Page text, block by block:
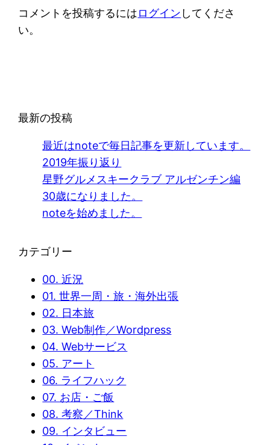
コメントを投稿するにはログイン してくださ
い。
最新の投稿
最近はnoteで毎日記事を更新しています。
2019年振り返り
星野グルメスキークラブ アルゼンチン編
30歳になりました。
noteを始めました。
カテゴリー
00. 近況
01. 世界一周・旅・海外出張
02. 日本旅
03. Web制作／Wordpress
04. Webサービス
05. アート
06. ライフハック
07. お店・ご飯
08. 考察／Think
09. インタビュー